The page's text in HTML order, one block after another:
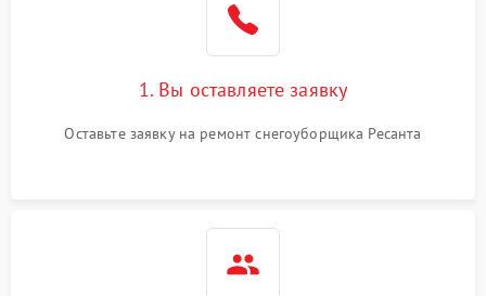
1. Вы оставляете заявку
Оставьте заявку на ремонт снегоуборщика Ресанта